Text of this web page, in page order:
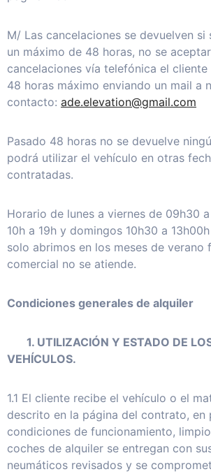
M/ Las cancelaciones se devuelven si
un máximo de 48 horas, no se
cancelaciones vía telefónica el
48 horas máximo enviando un mail a
contacto: ade.elevation@gmail.com
Pasado 48 horas no se devuelve
podrá utilizar el vehículo en otras
contratadas.
Horario de lunes a viernes de 09h30
10h a 19h y domingos 10h30 a
solo abrimos en los meses de verano
comercial no se atiende.
Condiciones generales de alquiler
1. UTILIZACIÓN Y ESTADO DE
VEHÍCULOS.
1.1 El cliente recibe el vehículo o el
descrito en la página del contrato, en
condiciones de funcionamiento,
coches de alquiler se entregan con
neumáticos revisados y se